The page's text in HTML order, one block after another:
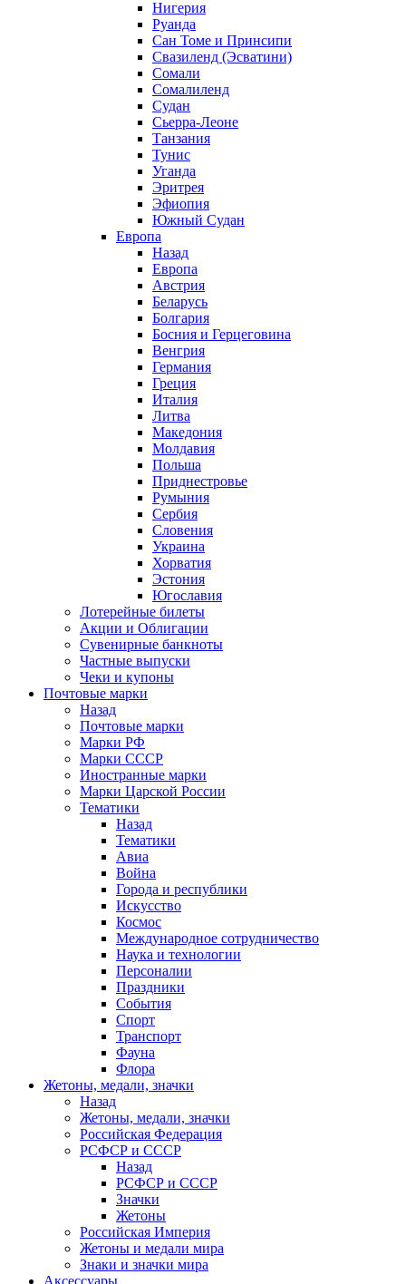
Нигерия
Руанда
Сан Томе и Принсипи
Свазиленд (Эсватини)
Сомали
Сомалиленд
Судан
Сьерра-Леоне
Танзания
Тунис
Уганда
Эритрея
Эфиопия
Южный Судан
Европа
Назад
Европа
Австрия
Беларусь
Болгария
Босния и Герцеговина
Венгрия
Германия
Греция
Италия
Литва
Македония
Молдавия
Польша
Приднестровье
Румыния
Сербия
Словения
Украина
Хорватия
Эстония
Югославия
Лотерейные билеты
Акции и Облигации
Сувенирные банкноты
Частные выпуски
Чеки и купоны
Почтовые марки
Назад
Почтовые марки
Марки РФ
Марки СССР
Иностранные марки
Марки Царской России
Тематики
Назад
Тематики
Авиа
Война
Города и республики
Искусство
Космос
Международное сотрудничество
Наука и технологии
Персоналии
Праздники
События
Спорт
Транспорт
Фауна
Флора
Жетоны, медали, значки
Назад
Жетоны, медали, значки
Российская Федерация
РСФСР и СССР
Назад
РСФСР и СССР
Значки
Жетоны
Российская Империя
Жетоны и медали мира
Знаки и значки мира
Аксессуары